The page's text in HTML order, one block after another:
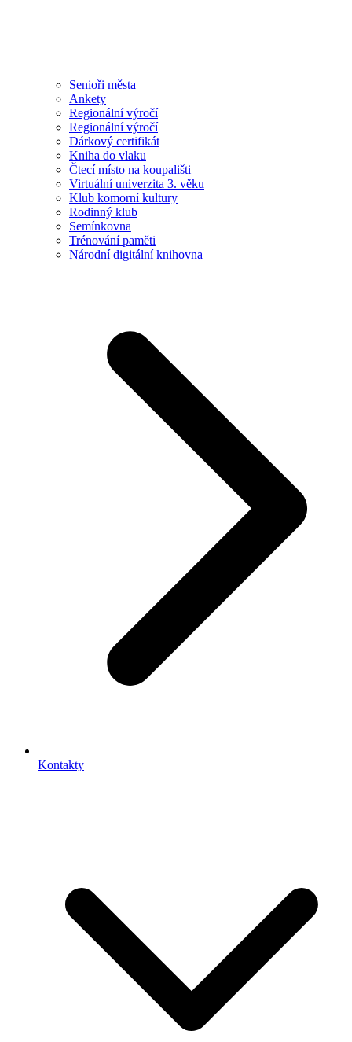
Senioři města
Ankety
Regionální výročí
Regionální výročí
Dárkový certifikát
Kniha do vlaku
Čtecí místo na koupališti
Virtuální univerzita 3. věku
Klub komorní kultury
Rodinný klub
Semínkovna
Trénování paměti
Národní digitální knihovna
Kontakty